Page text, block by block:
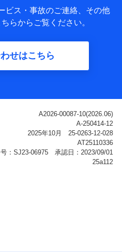
ドレス、お客さまの識別子、
サービスのご利用に関する情
高、dポイント利用履歴などが
インターネット利用時の行動に
ション利用時の行動に関する情
や商品の名称・購入場所・決済
トの回答に関する情報などが含
、保険契約者と被保険者の関
商品の内容、保険料、保険料
ーや走行距離などの情報、建
ビス・事故のご連絡、その他
らからご覧ください。
せはこちら